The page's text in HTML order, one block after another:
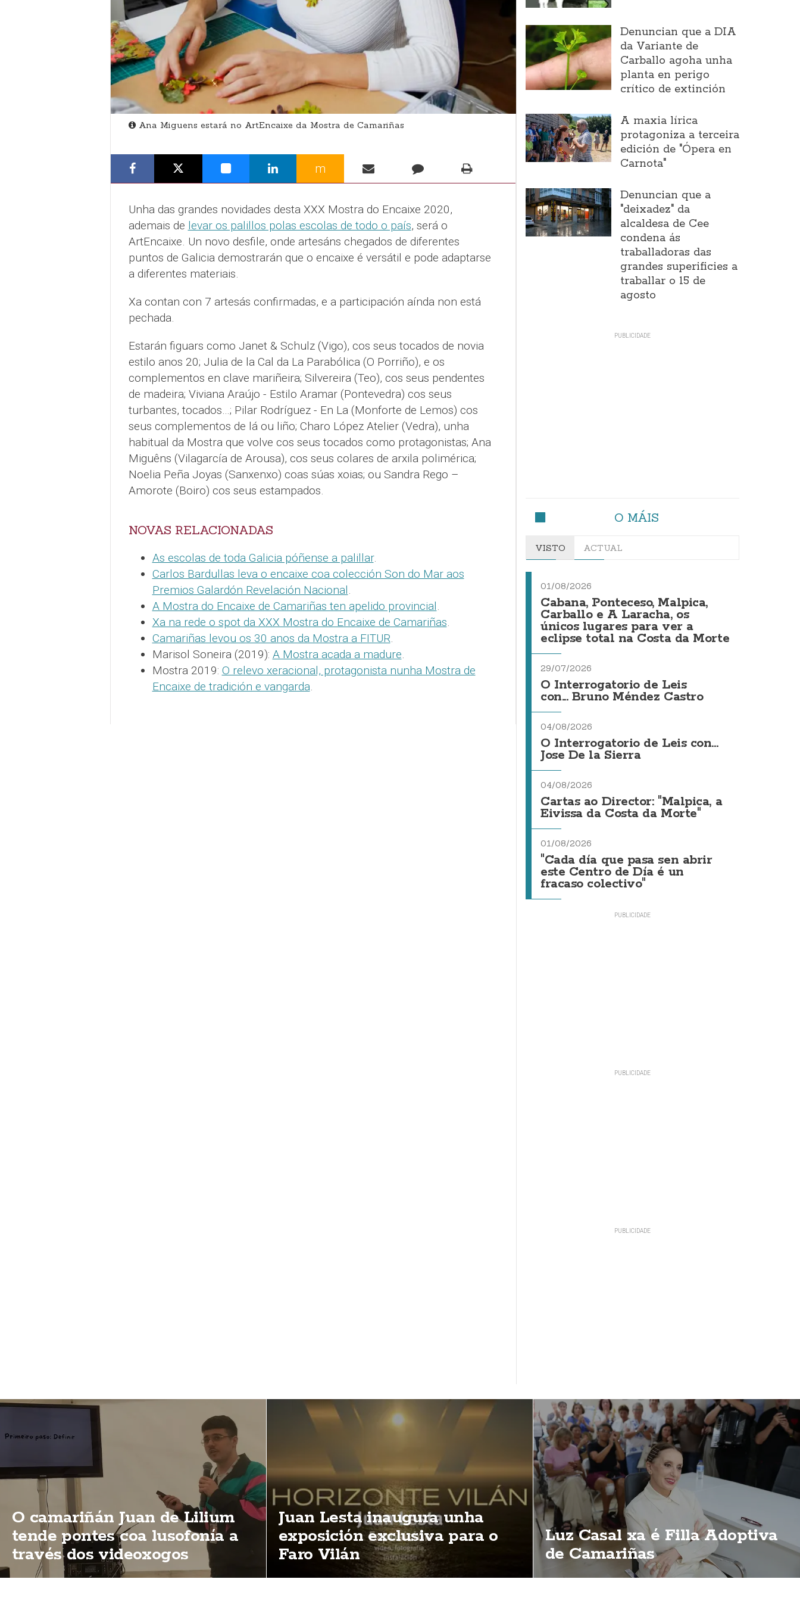
Ana Miguens estará no ArtEncaixe da Mostra de Camariñas
m
Unha das grandes novidades desta XXX Mostra do Encaixe 2020,
ademais de levar os palillos polas escolas de todo o país, será o
ArtEncaixe. Un novo desfile, onde artesáns chegados de diferentes
puntos de Galicia demostrarán que o encaixe é versátil e pode adaptarse
a diferentes materiais.
Xa contan con 7 artesás confirmadas, e a participación aínda non está
pechada.
Estarán figuars como Janet & Schulz (Vigo), cos seus tocados de novia
estilo anos 20; Julia de la Cal da La Parabólica (O Porriño), e os
complementos en clave mariñeira; Silvereira (Teo), cos seus pendentes
de madeira; Viviana Araújo - Estilo Aramar (Pontevedra) cos seus
turbantes, tocados…; Pilar Rodríguez - En La (Monforte de Lemos) cos
seus complementos de lá ou liño; Charo López Atelier (Vedra), unha
habitual da Mostra que volve cos seus tocados como protagonistas; Ana
Miguêns (Vilagarcía de Arousa), cos seus colares de arxila polimérica;
Noelia Peña Joyas (Sanxenxo) coas súas xoias; ou Sandra Rego –
Amorote (Boiro) cos seus estampados.
NOVAS RELACIONADAS
As escolas de toda Galicia póñense a palillar.
Carlos Bardullas leva o encaixe coa colección Son do Mar aos
Premios Galardón Revelación Nacional.
A Mostra do Encaixe de Camariñas ten apelido provincial.
Xa na rede o spot da XXX Mostra do Encaixe de Camariñas.
Camariñas levou os 30 anos da Mostra a FITUR.
Marisol Soneira (2019): A Mostra acada a madure.
Mostra 2019: O relevo xeracional, protagonista nunha Mostra de
Encaixe de tradición e vangarda.
Denuncian que a DIA
da Variante de
Carballo agoha unha
planta en perigo
crítico de extinción
A maxia lírica
protagoniza a terceira
edición de "Ópera en
Carnota"
Denuncian que a
"deixadez" da
alcaldesa de Cee
condena ás
traballadoras das
grandes superificies a
traballar o 15 de
agosto
O MÁIS
VISTO ACTUAL
01/08/2026
Cabana, Ponteceso, Malpica,
Carballo e A Laracha, os
únicos lugares para ver a
eclipse total na Costa da Morte
29/07/2026
O Interrogatorio de Leis
con... Bruno Méndez Castro
04/08/2026
O Interrogatorio de Leis con...
Jose De la Sierra
04/08/2026
Cartas ao Director: "Malpica, a
Eivissa da Costa da Morte"
01/08/2026
"Cada día que pasa sen abrir
este Centro de Día é un
fracaso colectivo"
O camariñán Juan de Lilium
tende pontes coa lusofonía a
través dos videoxogos
Juan Lesta inaugura unha
exposición exclusiva para o
Faro Vilán
Luz Casal xa é Filla Adoptiva
de Camariñas